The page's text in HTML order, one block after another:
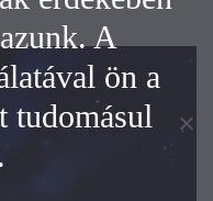
A
ön a
tudomásul